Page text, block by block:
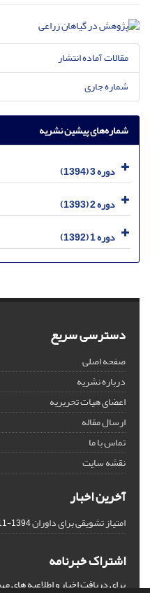
مقالات آماده انتشار
شماره جاری
شماره‌های پیشین نشریه
دوره 3 (1394)
دوره 2 (1393)
دوره 1 (1392)
دسترسی سریع
صفحه اصلی
درباره نشریه
اعضای هیات تحریریه
ارسال مقاله
تماس با ما
نقشه سایت
آخرین اخبار
امتیاز تشویقی برای داوران1394-11-05
اشتراک خبرنامه
برای دریافت اخبار و اطلاعیه